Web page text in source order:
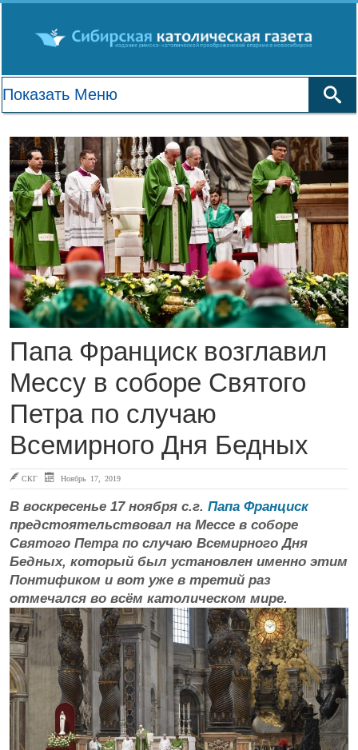
Папа Франциск возглавил
Мессу в соборе Святого
Петра по случаю
Всемирного Дня Бедных
СКГ Ноябрь 17, 2019
В воскресенье 17 ноября с.г. Папа Франциск
предстоятельствовал на Мессе в соборе
Святого Петра по случаю Всемирного Дня
Бедных, который был установлен именно этим
Понтификом и вот уже в третий раз
отмечался во всём католическом мире.